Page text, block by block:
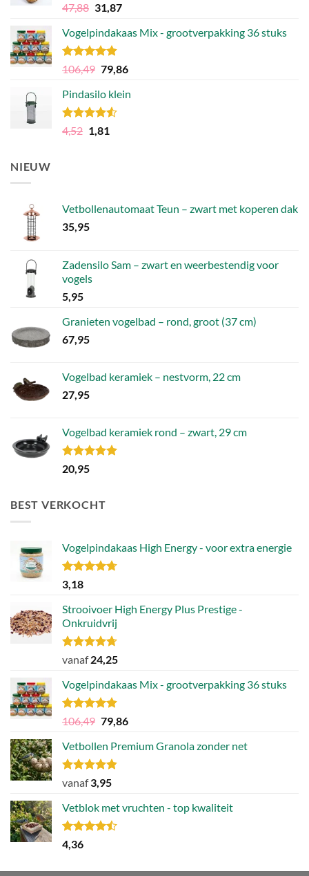
Gewaardeerd
4.75
uit 5
47,88 Oorspronkelijke
was:
47,88.
31,87Huidige
is:
Vogelpindakaas Mix - grootverpakking 36 stuks
Gewaardeerd
uit 5
106,49 Oorspronkelijke
was:
106,49.
79,86Huidige
is:
Pindasilo klein
Gewaardeerd
4.50
uit 5
4,52 Oorspronkelijke
1,81
NIEUW
Vetbollenautomaat Teun – zwart met koperen dak
35,95
Zadensilo Sam – zwart en weerbestendig voor
vogels
5,95
Granieten vogelbad – rond, groot (37 cm)
67,95
Vogelbad keramiek – nestvorm, 22 cm
27,95
Vogelbad keramiek rond – zwart, 29 cm
Gewaardeerd
5.00
20,95
BEST VERKOCHT
Vogelpindakaas High Energy - voor extra energie
Gewaardeerd
4.70
3,18
Strooivoer High Energy Plus Prestige -
Onkruidvrij
Gewaardeerd
uit 5
vanaf24,25
Vogelpindakaas Mix - grootverpakking 36 stuks
Gewaardeerd
uit 5
106,49 Oorspronkelijke
was:
106,49.
79,86Huidige
is:
Vetbollen Premium Granola zonder net
Gewaardeerd
uit 5
vanaf3,95
Vetblok met vruchten - top kwaliteit
Gewaardeerd
4.44
4,36